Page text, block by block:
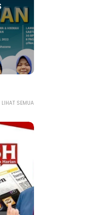
LIHAT SEMUA